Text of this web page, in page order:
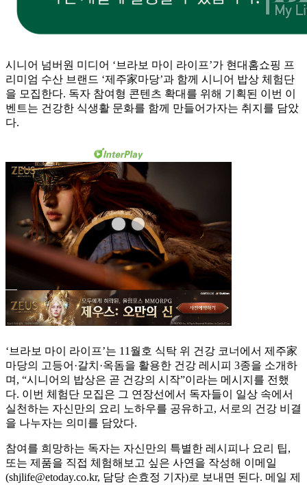
시니어 넘버원 미디어 ‘브라보 마이 라이프’가 현대홈쇼핑 프
리미엄 수산 브랜드 ‘제주家마당’과 함께 시니어 밥상 체험단
을 모집한다. 독자 참여형 콘텐츠 확대를 위해 기획된 이번 이
벤트는 건강한 식생활 문화를 함께 만들어가자는 취지를 담았
다.
‘브라보 마이 라이프’는 11월호 식탁 위 건강 코너에서 제주家
마당의 고등어·갈치·옥돔을 활용한 건강 레시피 3종을 소개하
며, “시니어의 밥상은 곧 건강의 시작”이라는 메시지를 전했
다. 이번 체험단 모집은 그 연장선에서 독자들이 일상 속에서
실천하는 자신만의 요리 노하우를 공유하고, 서로의 건강 비결
을 나누자는 의미를 담았다.
참여를 희망하는 독자는 자신만의 특별한 레시피나 요리 팁,
또는 제품을 직접 체험해보고 싶은 사연을 작성해 이메일
(shjlife@etoday.co.kr, 담당 손효정 기자)로 보내면 된다. 메일 제